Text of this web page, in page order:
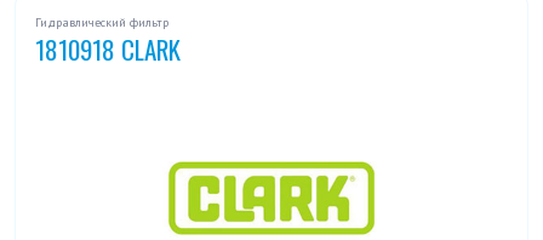
Гидравлический фильтр
1810918 CLARK